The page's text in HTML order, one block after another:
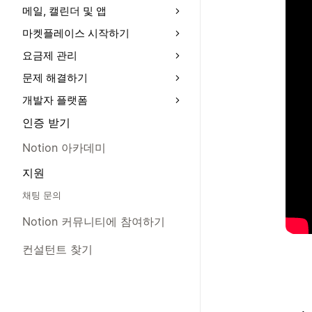
메일, 캘린더 및 앱
마켓플레이스 시작하기
요금제 관리
문제 해결하기
개발자 플랫폼
인증 받기
Notion 아카데미
지원
채팅 문의
Notion 커뮤니티에 참여하기
컨설턴트 찾기